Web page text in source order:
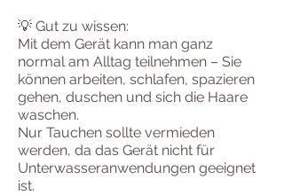
💡 Gut zu wissen:
Mit dem Gerät kann man ganz
normal am Alltag teilnehmen – Sie
können arbeiten, schlafen, spazieren
gehen, duschen und sich die Haare
waschen.
Nur Tauchen sollte vermieden
werden, da das Gerät nicht für
Unterwasseranwendungen geeignet
ist.